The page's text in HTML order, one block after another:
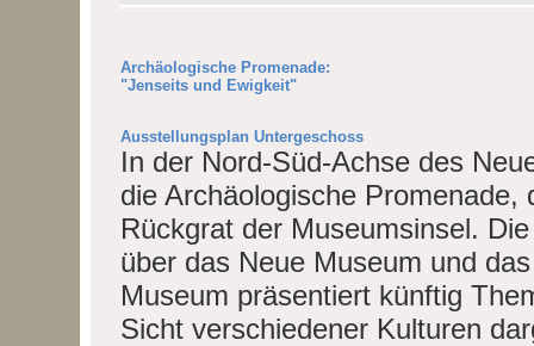
Archäologische Promenade:
"Jenseits und Ewigkeit"
Ausstellungsplan Untergeschoss
In der Nord-Süd-Achse des
die Archäologische
Rückgrat der Museumsinsel.
über das Neue Museum und
Museum präsentiert künftig
Sicht verschiedener Kulturen